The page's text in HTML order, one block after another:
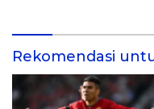
Rekomendasi